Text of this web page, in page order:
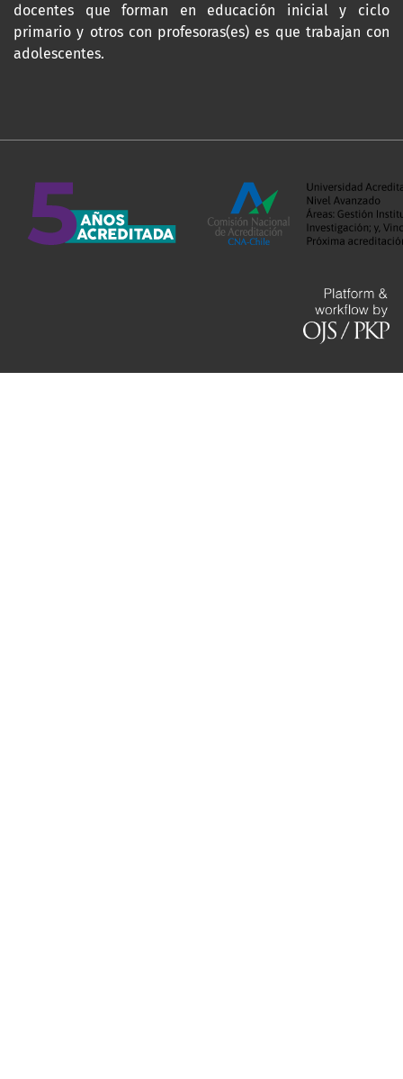
docentes que forman en educación inicial y ciclo
primario y otros con profesoras(es) es que trabajan con
adolescentes.